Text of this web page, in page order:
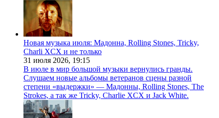
Новая музыка июля: Мадонна, Rolling Stones, Tricky,
Charli XCX и не только
31 июля 2026, 19:15
В июле в мир большой музыки вернулись гранды.
Слушаем новые альбомы ветеранов сцены разной
степени «выдержки» — Мадонны, Rolling Stones, The
Strokes, а так же Tricky, Charlie XCX и Jack White.